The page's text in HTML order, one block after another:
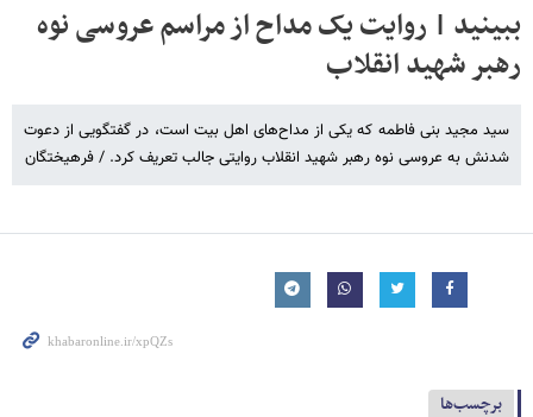
ببینید | روایت یک مداح از مراسم عروسی نوه
رهبر شهید انقلاب
سید مجید بنی فاطمه که یکی از مداح‌های اهل بیت است، در گفتگویی از دعوت
شدنش به عروسی نوه رهبر شهید انقلاب روایتی جالب تعریف کرد. / فرهیختگان
برچسب‌ها